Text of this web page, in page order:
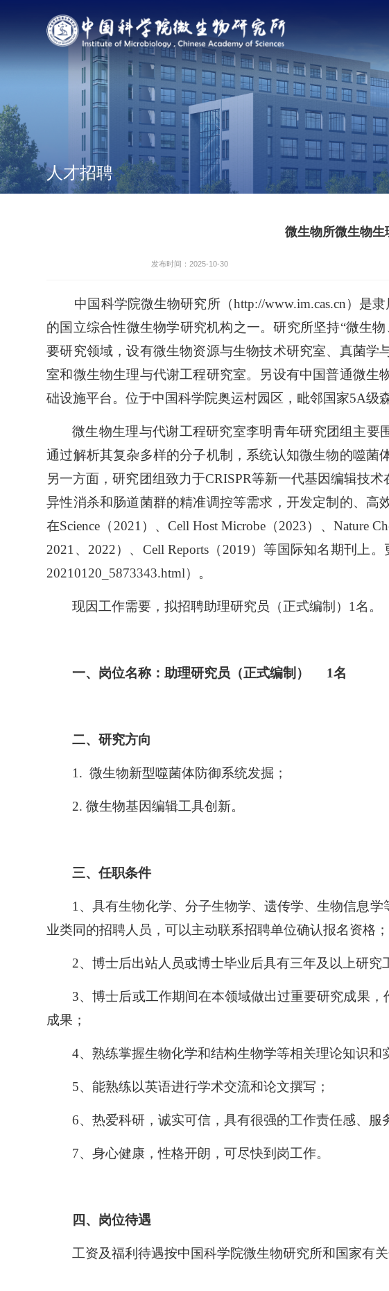
人才招聘
微生物所微生物
发布时间：2025-10-30
中国科学院微生物研究所（http://www.im.cas.cn）是
的国立综合性微生物学研究机构之一。研究所坚持“微生
要研究领域，设有微生物资源与生物技术研究室、真菌
室和微生物生理与代谢工程研究室。另设有中国普通微
础设施平台。位于中国科学院奥运村园区，毗邻国家5A级
微生物生理与代谢工程研究室李明青年研究团组主要
通过解析其复杂多样的分子机制，系统认知微生物的噬菌
另一方面，研究团组致力于CRISPR等新一代基因编辑技
异性消杀和肠道菌群的精准调控等需求，开发定制的、
在Science（2021）、Cell Host Microbe（2023）、Nature
2021、2022）、Cell Reports（2019）等国际知名期刊上
20210120_5873343.html）。
现因工作需要，拟招聘助理研究员（正式编制）1名。
一、岗位名称：助理研究员（正式编制） 1名
二、研究方向
1. 微生物新型噬菌体防御系统发掘；
2. 微生物基因编辑工具创新。
三、任职条件
1、具有生物化学、分子生物学、遗传学、生物信息
业类同的招聘人员，可以主动联系招聘单位确认报名资格；
2、博士后出站人员或博士毕业后具有三年及以上研究
3、博士后或工作期间在本领域做出过重要研究成果
成果；
4、熟练掌握生物化学和结构生物学等相关理论知识和
5、能熟练以英语进行学术交流和论文撰写；
6、热爱科研，诚实可信，具有很强的工作责任感、服
7、身心健康，性格开朗，可尽快到岗工作。
四、岗位待遇
工资及福利待遇按中国科学院微生物研究所和国家有关